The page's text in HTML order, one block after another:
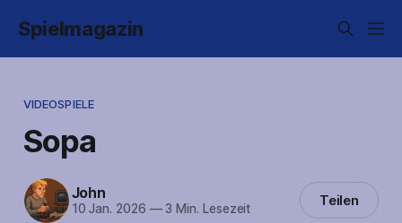
Spielmagazin
VIDEOSPIELE
Sopa
John
10 Jan. 2026 —3 Min. Lesezeit Teilen